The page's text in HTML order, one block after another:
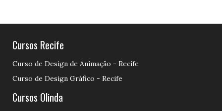
Cursos Recife
Curso de Design de Animação - Recife
Curso de Design Gráfico - Recife
Cursos Olinda